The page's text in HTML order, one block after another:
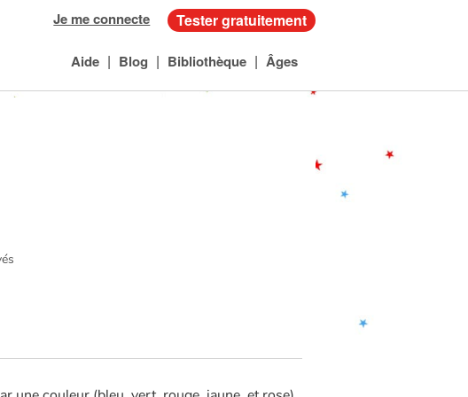
Je me connecte Tester gratuitement
Aide | Blog | Bibliothèque | Âges